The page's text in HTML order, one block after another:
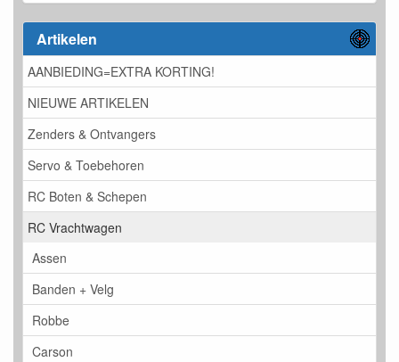
Artikelen
AANBIEDING=EXTRA KORTING!
NIEUWE ARTIKELEN
Zenders & Ontvangers
Servo & Toebehoren
RC Boten & Schepen
RC Vrachtwagen
Assen
Banden + Velg
Robbe
Carson